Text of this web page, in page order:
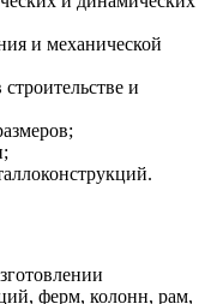
и механической
и
ферм, колонн, рам,